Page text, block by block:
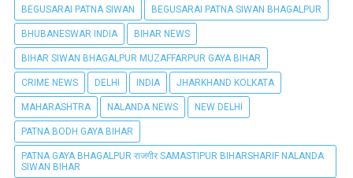
BEGUSARAI PATNA SIWAN BEGUSARAI PATNA SIWAN BHAGALPUR
BHUBANESWAR INDIA BIHAR NEWS
BIHAR SIWAN BHAGALPUR MUZAFFARPUR GAYA BIHAR
CRIME NEWS DELHI INDIA JHARKHAND KOLKATA
MAHARASHTRA NALANDA NEWS NEW DELHI
PATNA BODH GAYA BIHAR
PATNA GAYA BHAGALPUR राजगीर SAMASTIPUR BIHARSHARIF NALANDA
SIWAN BIHAR